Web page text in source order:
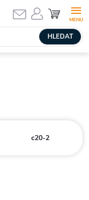
HLEDAT
NÁKUPNÍ
KOŠÍK
c20-2